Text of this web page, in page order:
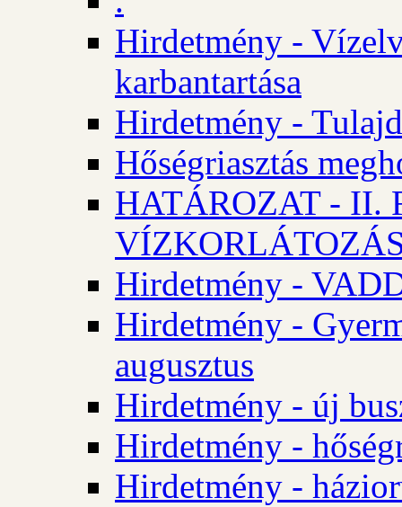
Hirdetmény -
karbantartása
Hirdetmény -
Hőségriasztás
HATÁROZAT - II.
Hirdetmény -
Hirdetmény -
augusztus
Hirdetmény - új
Hirdetmény -
Hirdetmény -